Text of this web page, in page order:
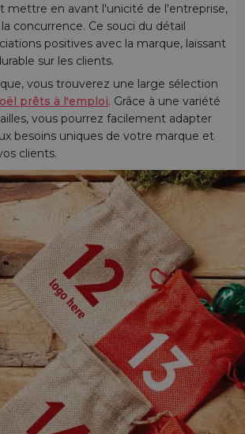
mettre en avant l'unicité de l'entreprise,
concurrence. Ce souci du détail
positives avec la marque, laissant
sur les clients.
vous trouverez une large sélection
prêts à l'emploi. Grâce à une variété
vous pourrez facilement adapter
besoins uniques de votre marque et
clients.